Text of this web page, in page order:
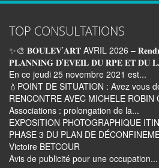
TOP CONSULTATIONS
✨🎨 𝐁𝐎𝐔𝐋𝐄𝐕’𝐀𝐑𝐓 AVRIL 2026 –
𝐏𝐋𝐀𝐍𝐍𝐈𝐍𝐆 𝐃’𝐄𝐕𝐄𝐈𝐋 𝐃𝐔 𝐑𝐏𝐄 𝐄𝐓 𝐃𝐔
En ce jeudi 25 novembre 2021 est...
💧POINT DE SITUATION : Avez vous
RENCONTRE AVEC MICHELE ROBIN
Associations : prolongation de la...
EXPOSITION PHOTOGRAPHIQUE
PHASE 3 DU PLAN DE
Victoire BETCOUR
Avis de publicité pour une occupation...